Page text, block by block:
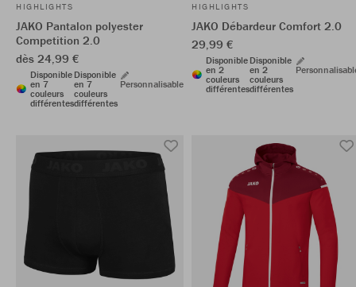
HIGHLIGHTS
JAKO Pantalon polyester
Competition 2.0
dès 24,99 €
Disponible
en 7
couleurs
différentes
Disponible
en 7
couleurs
différentes
Personnalisable
HIGHLIGHTS
JAKO Débardeur Comfort 2.0
29,99 €
Disponible
en 2
couleurs
différentes
Disponible
en 2
couleurs
différentes